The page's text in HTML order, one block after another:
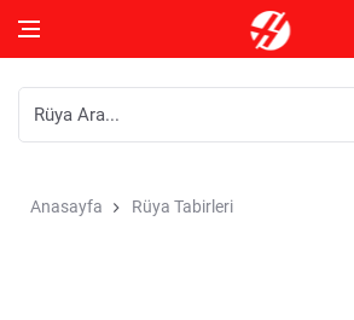
Anasayfa Rüya Tabirleri